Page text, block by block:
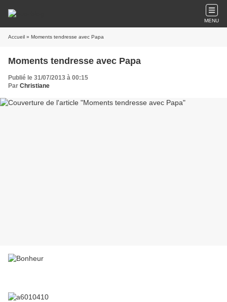
MENU
Accueil » Moments tendresse avec Papa
Moments tendresse avec Papa
Publié le 31/07/2013 à 00:15
Par Christiane